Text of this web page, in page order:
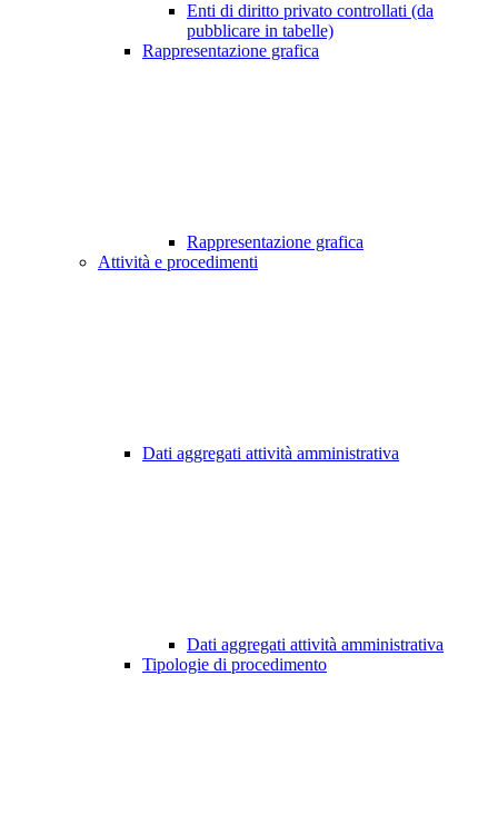
Enti di diritto privato controllati (da
pubblicare in tabelle)
Rappresentazione grafica
Rappresentazione grafica
Attività e procedimenti
Dati aggregati attività amministrativa
Dati aggregati attività amministrativa
Tipologie di procedimento